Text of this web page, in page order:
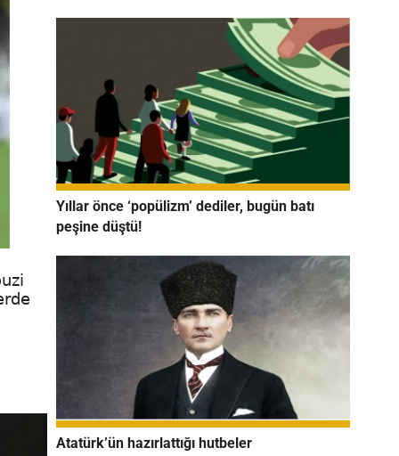
Yıllar önce ‘popülizm’ dediler, bugün batı
peşine düştü!
Atatürk’ün hazırlattığı hutbeler